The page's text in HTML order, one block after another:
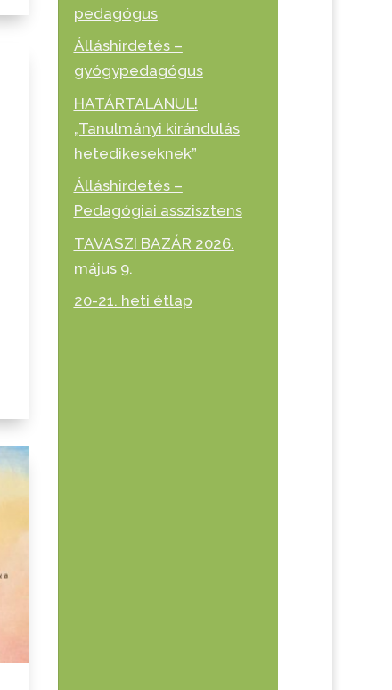
pedagógus
Álláshirdetés –
gyógypedagógus
HATÁRTALANUL!
„Tanulmányi kirándulás
hetedikeseknek”
Álláshirdetés –
Pedagógiai asszisztens
TAVASZI BAZÁR 2026.
május 9.
20-21. heti étlap